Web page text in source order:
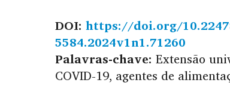
DOI: https://doi.org/
5584.2024v1n1.71260
Palavras-chave: Extensão
COVID-19, agentes de